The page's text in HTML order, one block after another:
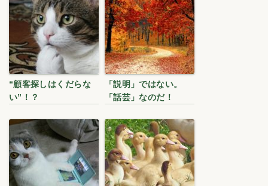
“顧客探しはくだらな
い”！？
「説明」ではない。
「話芸」なのだ！